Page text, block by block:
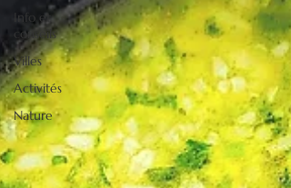
Info et
conseils
Villes
Activités
Nature